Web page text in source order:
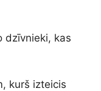
dzīvnieki, kas
kurš izteicis